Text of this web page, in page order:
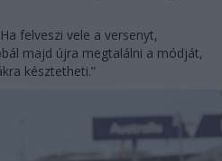
felveszi vele a versenyt,
majd újra megtalálni a módját,
késztetheti.”